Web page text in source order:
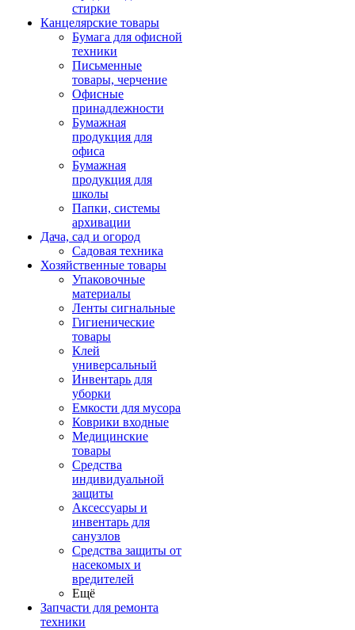
стирки
Канцелярские товары
Бумага для офисной
техники
Письменные
товары, черчение
Офисные
принадлежности
Бумажная
продукция для
офиса
Бумажная
продукция для
школы
Папки, системы
архивации
Дача, сад и огород
Садовая техника
Хозяйственные товары
Упаковочные
материалы
Ленты сигнальные
Гигиенические
товары
Клей
универсальный
Инвентарь для
уборки
Емкости для мусора
Коврики входные
Медицинские
товары
Средства
индивидуальной
защиты
Аксессуары и
инвентарь для
санузлов
Средства защиты от
насекомых и
вредителей
Ещё
Запчасти для ремонта
техники